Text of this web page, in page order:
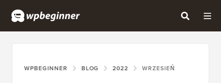
WPBEGINNER BLOG 2022 WRZESIEŃ